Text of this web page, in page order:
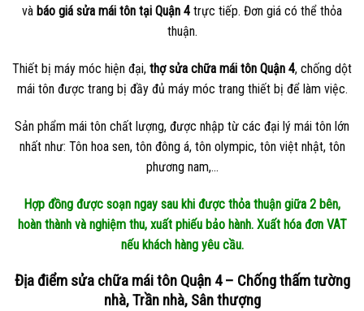
và báo giá sửa mái tôn tại Quận 4 trực tiếp. Đơn giá có thể thỏa
thuận.
Thiết bị máy móc hiện đại, thợ sửa chữa mái tôn Quận 4, chống dột
mái tôn được trang bị đầy đủ máy móc trang thiết bị để làm việc.
Sản phẩm mái tôn chất lượng, được nhập từ các đại lý mái tôn lớn
nhất như: Tôn hoa sen, tôn đông á, tôn olympic, tôn việt nhật, tôn
phương nam,…
Hợp đồng được soạn ngay sau khi được thỏa thuận giữa 2 bên,
hoàn thành và nghiệm thu, xuất phiếu bảo hành. Xuất hóa đơn VAT
nếu khách hàng yêu cầu.
Địa điểm sửa chữa mái tôn Quận 4 – Chống thấm tường
nhà, Trần nhà, Sân thượng